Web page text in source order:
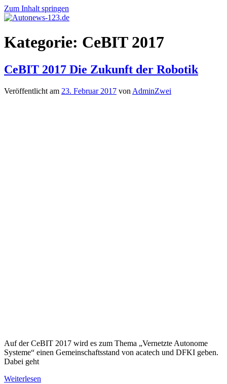
Zum Inhalt springen
123.de
mit
Kategorie: CeBIT 2017
CeBIT 2017 Die Zukunft der Robotik
Veröffentlicht am 23. Februar 2017 von AdminZwei
Auf der CeBIT 2017 wird es zum Thema „Vernetzte Autonome
Systeme“ einen Gemeinschaftsstand von acatech und DFKI geben.
Dabei geht
Weiterlesen